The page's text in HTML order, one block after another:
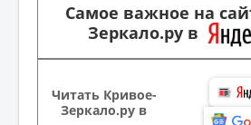
Самое важное на
Зеркало.ру в
Читать Кривое-
Зеркало.ру в